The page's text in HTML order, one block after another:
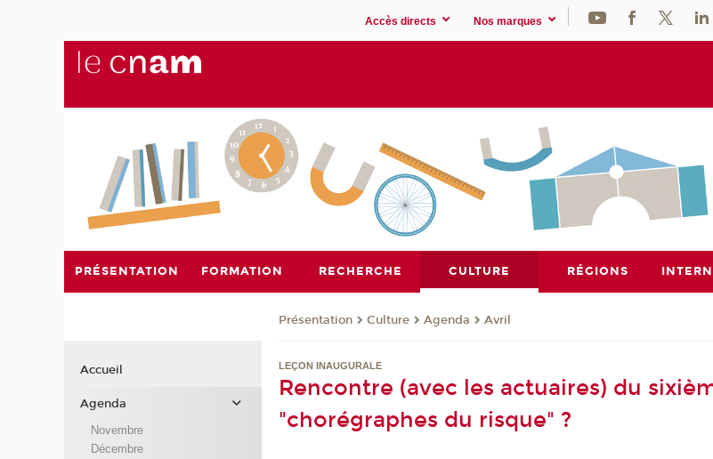
Accès directs Nos marques
PRÉSENTATION FORMATION RECHERCHE CULTURE RÉGIONS
Présentation Culture Agenda Avril
LEÇON INAUGURALE
Rencontre (avec les actuaires) du
"chorégraphes du risque" ?
Accueil
Agenda
Novembre
Décembre